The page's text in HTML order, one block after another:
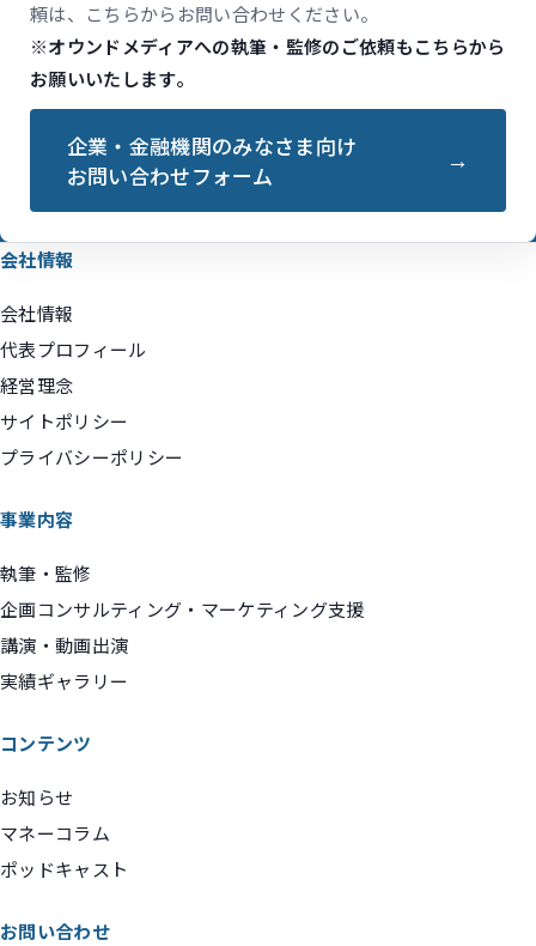
頼は、こちらからお問い合わせください。
※オウンドメディアへの執筆・監修のご依頼もこちらから
お願いいたします。
企業・金融機関のみなさま向け
お問い合わせフォーム
会社情報
会社情報
代表プロフィール
経営理念
サイトポリシー
プライバシーポリシー
事業内容
執筆・監修
企画コンサルティング・マーケティング支援
講演・動画出演
実績ギャラリー
コンテンツ
お知らせ
マネーコラム
ポッドキャスト
お問い合わせ